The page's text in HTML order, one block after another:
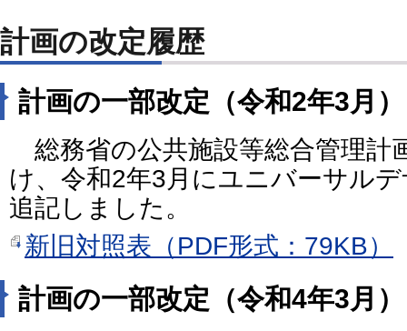
計画の改定履歴
計画の一部改定（令和2年3月）
総務省の公共施設等総合管理計
け、令和2年3月にユニバーサル
追記しました。
新旧対照表（PDF形式：79KB）
計画の一部改定（令和4年3月）